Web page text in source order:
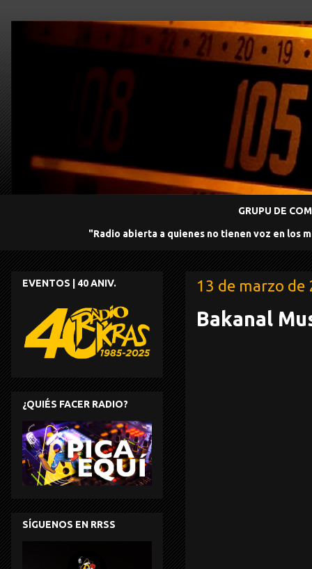
GRUPU DE
"Radio abierta a quienes no tienen voz en los
13 de marzo de
Bakanal
EVENTOS | 40 ANIV.
¿QUIÉS FACER RADIO?
SÍGUENOS EN RRSS